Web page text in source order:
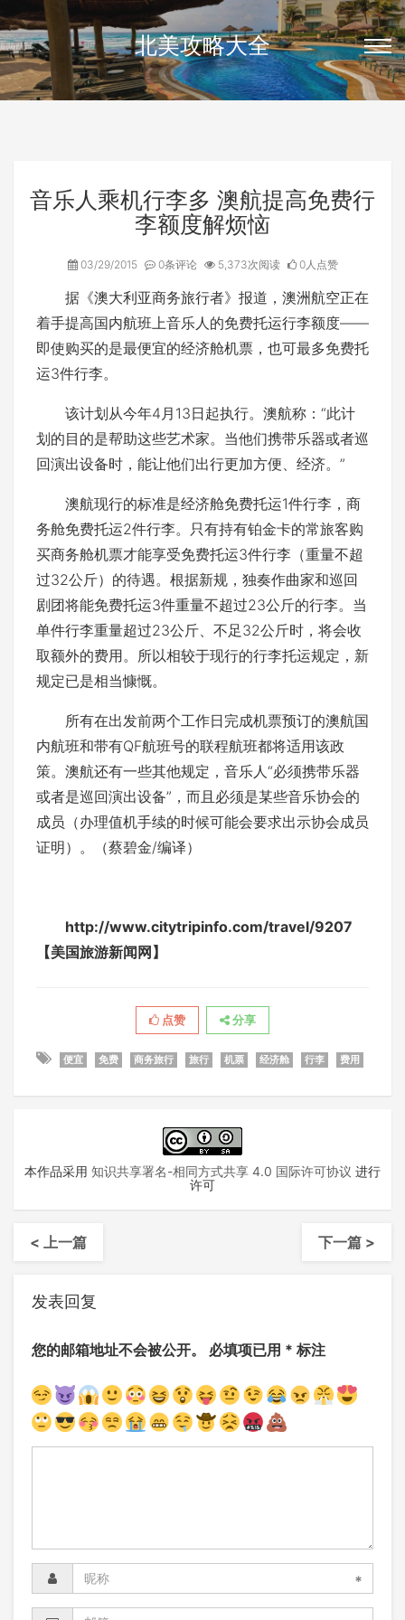
北美攻略大全
音乐人乘机行李多 澳航提高免费行
李额度解烦恼
03/29/2015 0条评论 5,373次阅读 0人点赞
据《澳大利亚商务旅行者》报道，澳洲航空正在
着手提高国内航班上音乐人的免费托运行李额度――
即使购买的是最便宜的经济舱机票，也可最多免费托
运3件行李。
该计划从今年4月13日起执行。澳航称：“此计
划的目的是帮助这些艺术家。当他们携带乐器或者巡
回演出设备时，能让他们出行更加方便、经济。”
澳航现行的标准是经济舱免费托运1件行李，商
务舱免费托运2件行李。只有持有铂金卡的常旅客购
买商务舱机票才能享受免费托运3件行李（重量不超
过32公斤）的待遇。根据新规，独奏作曲家和巡回
剧团将能免费托运3件重量不超过23公斤的行李。当
单件行李重量超过23公斤、不足32公斤时，将会收
取额外的费用。所以相较于现行的行李托运规定，新
规定已是相当慷慨。
所有在出发前两个工作日完成机票预订的澳航国
内航班和带有QF航班号的联程航班都将适用该政
策。澳航还有一些其他规定，音乐人“必须携带乐器
或者是巡回演出设备”，而且必须是某些音乐协会的
成员（办理值机手续的时候可能会要求出示协会成员
证明）。（蔡碧金/编译）
http://www.citytripinfo.com/travel/9207
【美国旅游新闻网】
点赞 分享
便宜 免费 商务旅行 旅行 机票 经济舱 行李 费用
本作品采用 知识共享署名-相同方式共享 4.0 国际许可协议 进行
许可
< 上一篇 下一篇 >
发表回复
您的邮箱地址不会被公开。 必填项已用 * 标注
*